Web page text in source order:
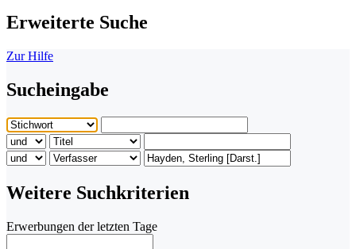
Erweiterte Suche
Zur Hilfe
Sucheingabe
Weitere Suchkriterien
Erwerbungen der letzten Tage